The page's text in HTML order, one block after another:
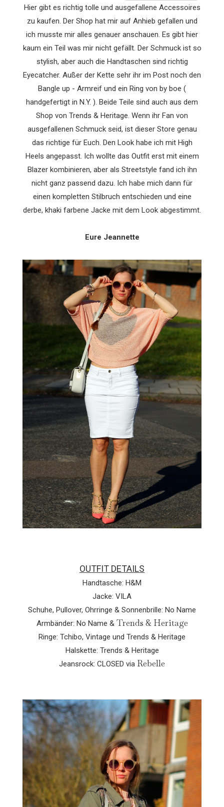
Hier gibt es richtig tolle und ausgefallene Accessoires
zu kaufen. Der Shop hat mir auf Anhieb gefallen und
ich musste mir alles genauer anschauen. Es gibt hier
kaum ein Teil was mir nicht gefällt. Der Schmuck ist so
stylish, aber auch die Handtaschen sind richtig
Eyecatcher. Außer der Kette sehr ihr im Post noch den
Bangle up - Armreif und ein Ring von by boe (
handgefertigt in N.Y. ). Beide Teile sind auch aus dem
Shop von Trends & Heritage. Wenn ihr Fan von
ausgefallenen Schmuck seid, ist dieser Store genau
das richtige für Euch. Den Look habe ich mit High
Heels angepasst. Ich wollte das Outfit erst mit einem
Blazer kombinieren, aber als Streetstyle fand ich ihn
nicht ganz passend dazu. Ich habe mich dann für
einen kompletten Stilbruch entschieden und eine
derbe, khaki farbene Jacke mit dem Look abgestimmt.
Eure Jeannette
OUTFIT DETAILS
Handtasche: H&M
Jacke: VILA
Schuhe, Pullover, Ohrringe & Sonnenbrille: No Name
Armbänder: No Name & Trends & Heritage
Ringe: Tchibo, Vintage und Trends & Heritage
Halskette: Trends & Heritage
Jeansrock: CLOSED via Rebelle